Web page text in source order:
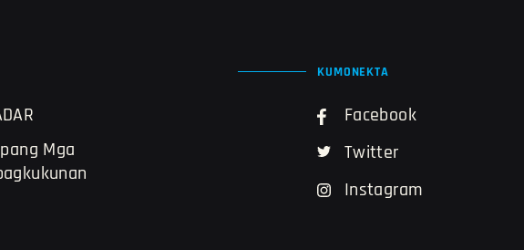
Mga
KUMONEKTA
Facebook
Twitter
Instagram